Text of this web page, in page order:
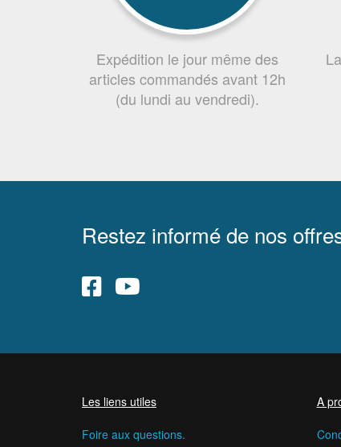
Expédition le jour même des
articles commandés avant 12h
(du lundi au vendredi).
Restez informé de nos
Les liens utiles
Foire aux questions.
A